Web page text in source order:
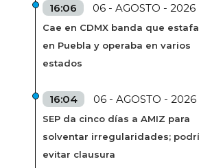
16:06 06 - AGOSTO - 2026
Cae en CDMX banda que
en Puebla y operaba en varios
estados
16:04 06 - AGOSTO - 2026
SEP da cinco días a AMIZ para
solventar irregularidades;
evitar clausura